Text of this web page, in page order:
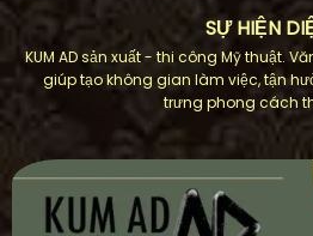
SỰ HIỆN
KUM AD sản xuất - thi công Mỹ thuật.
giúp tạo không gian làm việc, tận
trưng phong cách